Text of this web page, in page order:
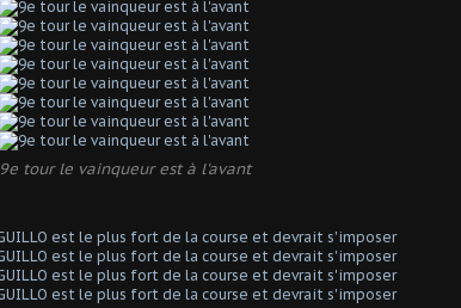
9e tour le vainqueur est à l'avant